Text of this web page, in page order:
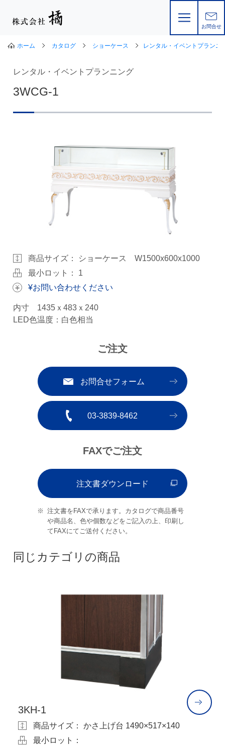
お問合せ
ホーム カタログ ショーケース レンタル・イベントプランニ
レンタル・イベントプランニング
3WCG-1
商品サイズ：
ショーケース W1500x600x1000
最小ロット： 1
¥お問い合わせください
内寸 1435ｘ483ｘ240
LED色温度：白色相当
ご注文
お問合せフォーム
03-3839-8462
FAXでご注文
注文書ダウンロード
注文書をFAXで承ります。カタログで商品番号
や商品名、色や個数などをご記入の上、印刷し
てFAXにてご送付ください。
同じカテゴリの商品
3KH-1
商品サイズ： かさ上げ台 1490×517×140
最小ロット：